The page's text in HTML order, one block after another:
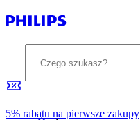
5% rabatu na pierwsze zakupy